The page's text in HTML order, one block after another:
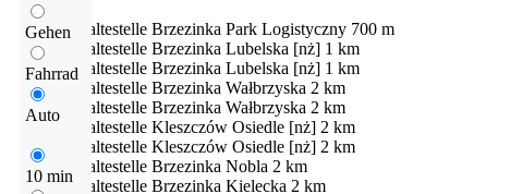
Gehen
Fahrrad
Auto
10 min
Bushaltestelle Brzezinka Park Logistyczny 700 m
Bushaltestelle Brzezinka Lubelska [nż] 1 km
Bushaltestelle Brzezinka Lubelska [nż] 1 km
Bushaltestelle Brzezinka Wałbrzyska 2 km
Bushaltestelle Brzezinka Wałbrzyska 2 km
Bushaltestelle Kleszczów Osiedle [nż] 2 km
Bushaltestelle Kleszczów Osiedle [nż] 2 km
Bushaltestelle Brzezinka Nobla 2 km
Bushaltestelle Brzezinka Kielecka 2 km